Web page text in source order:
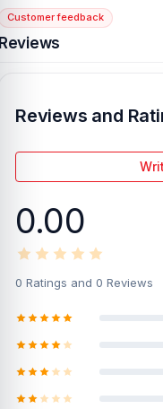
vc_column][/vc_row]
Customer feedback
Reviews and
0.00
0 Ratings and 0 Reviews